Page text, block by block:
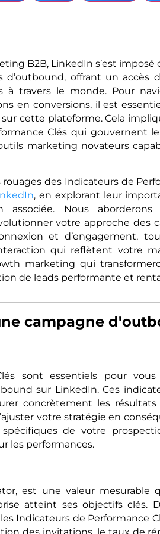
B2B, LinkedIn s’est
d’outbound, offrant un accès
à travers le monde. Pour
en conversions, il est
cette plateforme. Cela
Clés qui gouvernent
marketing novateurs
des Indicateurs de
, en explorant leur
associée. Nous
votre approche des
et d’engagement,
qui reflètent votre
marketing qui
de leads performante et
campagne
sont essentiels pour vous
sur LinkedIn. Ces
concrètement les résultats
votre stratégie en
de votre
les performances.
est une valeur mesurable
atteint ses objectifs clés.
Indicateurs de Performance